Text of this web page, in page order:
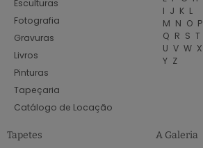
Esculturas
Fotografia
Gravuras
Livros
Pinturas
Tapeçaria
Catálogo de Locação
I J K L
M N O P
Q R S T
U V W X
Y Z
Tapetes
A Galeria